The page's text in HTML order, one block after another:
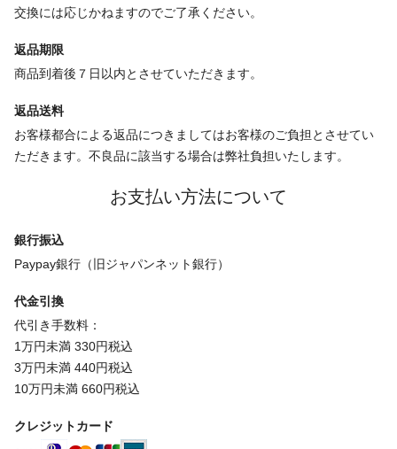
交換には応じかねますのでご了承ください。
返品期限
商品到着後７日以内とさせていただきます。
返品送料
お客様都合による返品につきましてはお客様のご負担とさせてい
ただきます。不良品に該当する場合は弊社負担いたします。
お支払い方法について
銀行振込
Paypay銀行（旧ジャパンネット銀行）
代金引換
代引き手数料：
1万円未満 330円税込
3万円未満 440円税込
10万円未満 660円税込
クレジットカード